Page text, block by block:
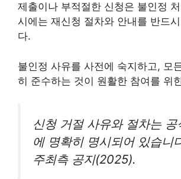
제출이나 부적절한 신청은 불인정
시에는 재신청 절차와 안내를 반드
다.
불인정 사유를 사전에 숙지하고, 모
히 준수하는 것이 원활한 참여를 위
신청 거절 사유와 절차는 공
에 명확히 명시되어 있습
주최측 공지(2025).